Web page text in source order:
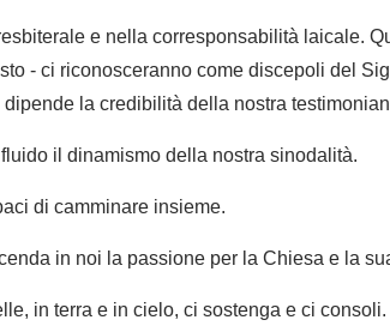
e nella corresponsabilità laicale.
- ci riconosceranno come discepoli del
la credibilità della nostra
il dinamismo della nostra sinodalità.
di camminare insieme.
in noi la passione per la Chiesa e la
in terra e in cielo, ci sostenga e ci consoli.